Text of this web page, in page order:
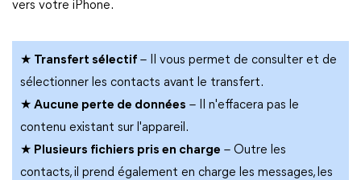
vers votre iPhone.
★ Transfert sélectif – Il vous permet de consulter et de
sélectionner les contacts avant le transfert.
★ Aucune perte de données – Il n'effacera pas le
contenu existant sur l'appareil.
★ Plusieurs fichiers pris en charge – Outre les
contacts, il prend également en charge les messages, les